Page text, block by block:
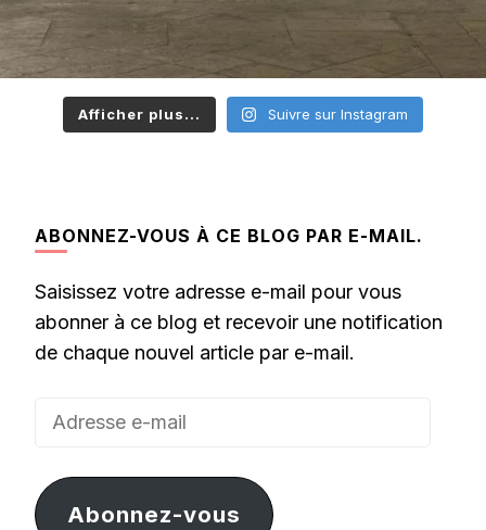
Afficher plus... Suivre sur Instagram
ABONNEZ-VOUS À CE BLOG PAR E-MAIL.
Saisissez votre adresse e-mail pour vous
abonner à ce blog et recevoir une notification
de chaque nouvel article par e-mail.
Adresse
mail
Abonnez-vous